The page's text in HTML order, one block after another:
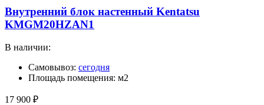
Внутренний блок настенный Kentatsu
KMGM20HZAN1
В наличии:
Самовывоз: сегодня
Площадь помещения: м2
17 900 ₽